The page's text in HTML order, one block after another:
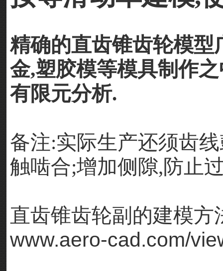
精确的直齿锥齿轮模型
金,塑胶模等模具制作
有限元分析.
备注:实际生产还须齿
触啮合;增加侧隙,防止
直齿锥齿轮副的建模方
www.aero-cad.com/